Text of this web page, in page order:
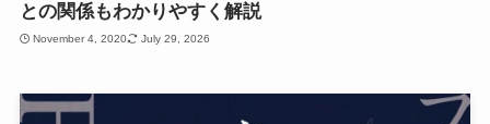
との関係もわかりやすく解説
November 4, 2020 July 29, 2026